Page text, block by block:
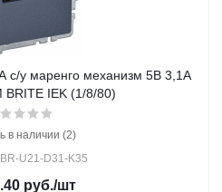
с/у маренго механизм 5В 3,1А
IEK (1/8/80)
в наличии (2)
U21-D31-K35
руб./шт